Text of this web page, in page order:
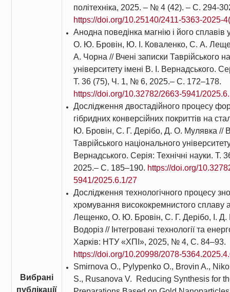
Вибрані
публікації
політехніка, 2025. – № 4 (42). – С. 294-
https://doi.org/10.25140/2411-5363-2025-
Анодна поведінка магнію і його сплавів
О. Ю. Бровін, Ю. І. Коваленко, С. А.
А. Чорна // Вчені записки Таврійського
університету імені В. І. Вернадського.
Т. 36 (75), Ч. 1, № 6, 2025.– С. 172–178.
https://doi.org/10.32782/2663-5941/
Дослідження двостадійного процесу
гібридних конверсійних покриттів на
Ю. Бровін, С. Г. Дерібо, Д. О. Мулявка //
Таврійського національного
Вернадського. Серія: Технічні науки. Т.
2025.– С. 185–190. https://doi.org/
5941/2025.6.1/27
Дослідження технологічного процесу
хромування висококремнистого сплаву
Лещенко, О. Ю. Бровін, С. Г. Дерібо, І.
Водоріз // Інтегровані технології та
Харків: НТУ «ХПІ», 2025, № 4, С. 84–93.
https://doi.org/10.20998/2078-
Smirnova O., Pylypenko O., Brovin A.,
S., Rusanova V. Reducing Synthesis for